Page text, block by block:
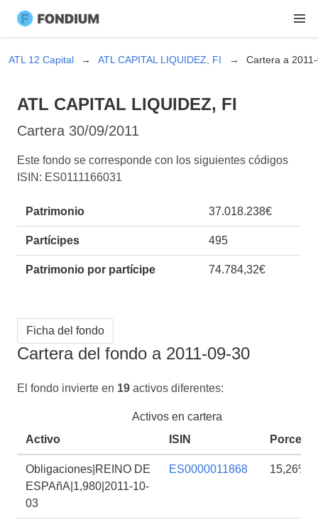
ATL 12 Capital ATL CAPITAL LIQUIDEZ, FI Cartera a
ATL CAPITAL LIQUIDEZ, FI
Cartera 30/09/2011
Este fondo se corresponde con los siguientes códigos
ISIN: ES0111166031
Patrimonio 37.018.238€
Partícipes 495
Patrimonio por partícipe 74.784,32€
Ficha del fondo
Cartera del fondo a 2011-09-30
El fondo invierte en 19 activos diferentes:
Activos en cartera
Activo
ISIN
Obligaciones|REINO DE
ESPAñA|1,980|2011-10-
03
ES0000011868 15,26%